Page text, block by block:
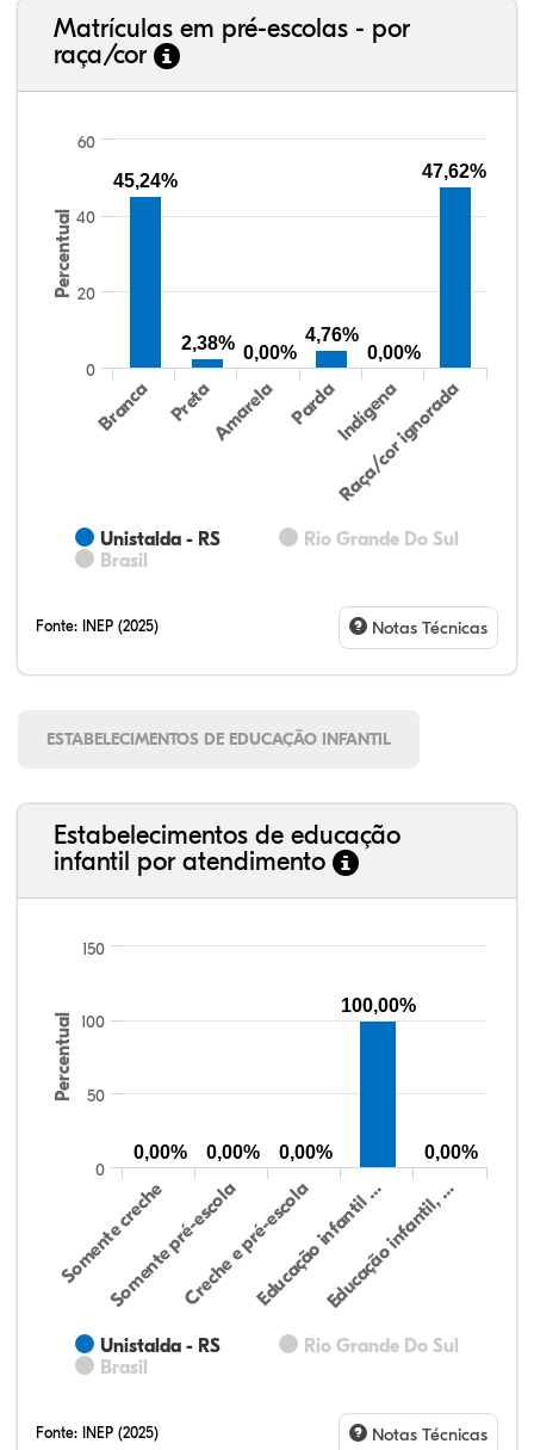
Matrículas em pré-escolas - por
raça/cor
Percentual
Unistalda - RS
Rio Grande Do Sul
Brasil
Branca PretaAmarela PardaIndígena
Raça/cor ignorada
0
20
40
60
45,24%
2,38% 0,00%
4,76%
0,00%
47,62%
Fonte: INEP (2025) Notas Técnicas
ESTABELECIMENTOS DE EDUCAÇÃO INFANTIL
Estabelecimentos de educação
infantil por atendimento
Percentual
Unistalda - RS
Rio Grande Do Sul
Brasil
Somente creche
Somente pré-escolaCreche e pré-escolaEducação infantil …
Educação infantil, …
0
50
100
150
0,00% 0,00% 0,00%
100,00%
0,00%
Fonte: INEP (2025) Notas Técnicas